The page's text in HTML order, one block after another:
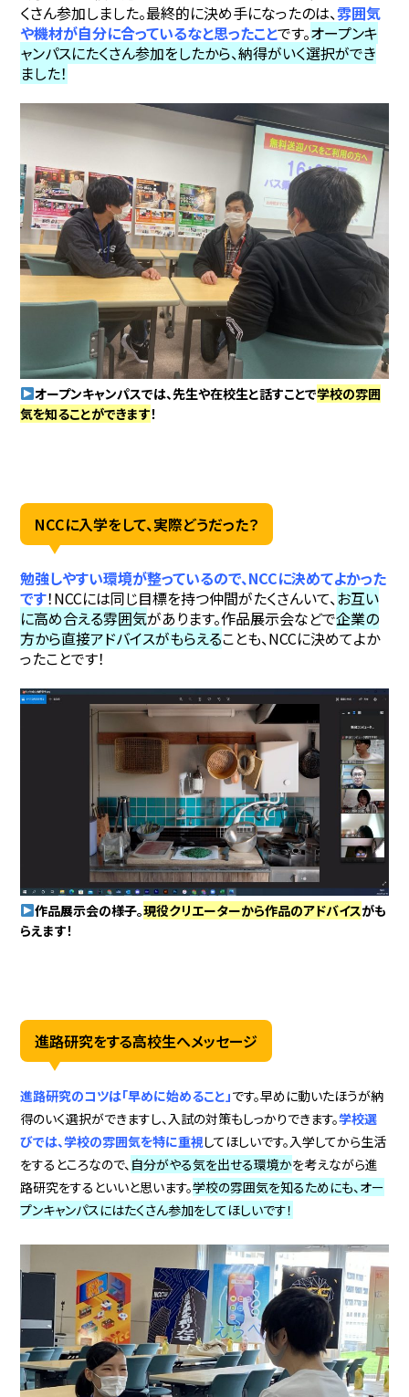
くさん参加しました。最終的に決め手になったのは、雰囲気
や機材が自分に合っているなと思ったことです。オープンキ
ャンパスにたくさん参加をしたから、納得がいく選択ができ
ました！
オープンキャンパスでは、先生や在校生と話すことで学校の雰囲
気を知ることができます！
NCCに入学をして、実際どうだった？
勉強しやすい環境が整っているので、NCCに決めてよかった
です！NCCには同じ目標を持つ仲間がたくさんいて、お互い
に高め合える雰囲気があります。作品展示会などで企業の
方から直接アドバイスがもらえることも、NCCに決めてよか
ったことです！
作品展示会の様子。現役クリエーターから作品のアドバイスがも
らえます！
進路研究をする高校生へメッセージ
進路研究のコツは「早めに始めること」です。早めに動いたほうが納
得のいく選択ができますし、入試の対策もしっかりできます。学校選
びでは、学校の雰囲気を特に重視してほしいです。入学してから生活
をするところなので、 自分がやる気を出せる環境かを考えながら進
路研究をするといいと思います。学校の雰囲気を知るためにも、オー
プンキャンパスにはたくさん参加をしてほしいです！